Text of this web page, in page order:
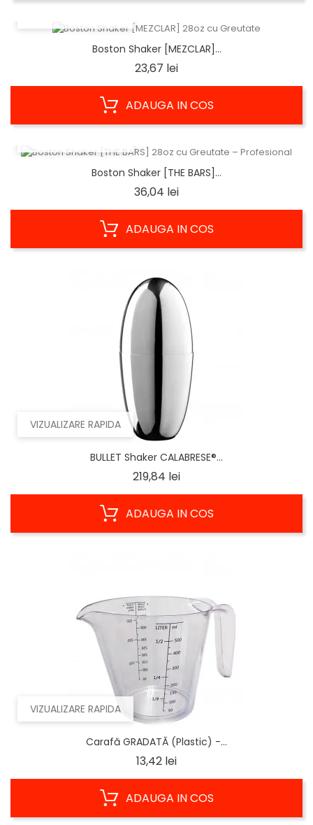
Boston Shaker [MEZCLAR]...
23,67 leiPret
ADAUGA IN COS
Boston Shaker [THE BARS]...
36,04 leiPret
ADAUGA IN COS
VIZUALIZARE RAPIDA
BULLET Shaker CALABRESE®...
219,84 leiPret
ADAUGA IN COS
VIZUALIZARE RAPIDA
Carafă GRADATĂ (Plastic) -...
13,42 leiPret
ADAUGA IN COS